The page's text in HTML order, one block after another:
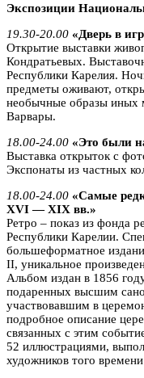
Экспозиции
19.30-20.00 «Дверь в
Открытие выставки
Кондратьевых.
Республики Карелия.
предметы оживают,
необычные образы иных
Варвары.
18.00-24.00 «Это были
Выставка открыток с
Экспонаты из частных
18.00-24.00 «Самые
XVI — XIX вв.»
Ретро – показ из фонда
Республики Карелии.
большеформатное
II, уникальное
Альбом издан в 1856
подаренных высшим
участвовавшим в
подробное описание
связанных с этим
52 иллюстрациями,
художников того